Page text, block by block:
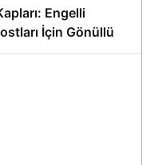
Engelli
İçin Gönüllü